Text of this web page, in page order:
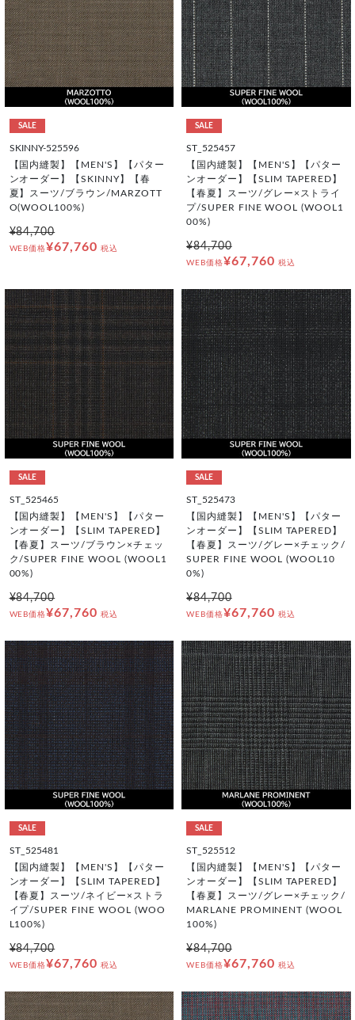
SALE
SKINNY-525596
【国内縫製】【MEN'S】【パター
ンオーダー】【SKINNY】【春
夏】スーツ/ブラウン/MARZOTT
O(WOOL100%)
¥84,700
WEB価格¥67,760 税込
SALE
ST_525457
【国内縫製】【MEN'S】【パター
ンオーダー】【SLIM TAPERED】
【春夏】スーツ/グレー×ストライ
プ/SUPER FINE WOOL (WOOL1
00%)
¥84,700
WEB価格¥67,760 税込
SALE
ST_525465
【国内縫製】【MEN'S】【パター
ンオーダー】【SLIM TAPERED】
【春夏】スーツ/ブラウン×チェッ
ク/SUPER FINE WOOL (WOOL1
00%)
¥84,700
WEB価格¥67,760 税込
SALE
ST_525473
【国内縫製】【MEN'S】【パター
ンオーダー】【SLIM TAPERED】
【春夏】スーツ/グレー×チェック/
SUPER FINE WOOL (WOOL10
0%)
¥84,700
WEB価格¥67,760 税込
SALE
ST_525481
【国内縫製】【MEN'S】【パター
ンオーダー】【SLIM TAPERED】
【春夏】スーツ/ネイビー×ストラ
イプ/SUPER FINE WOOL (WOO
L100%)
¥84,700
WEB価格¥67,760 税込
SALE
ST_525512
【国内縫製】【MEN'S】【パター
ンオーダー】【SLIM TAPERED】
【春夏】スーツ/グレー×チェック/
MARLANE PROMINENT (WOOL
100%)
¥84,700
WEB価格¥67,760 税込